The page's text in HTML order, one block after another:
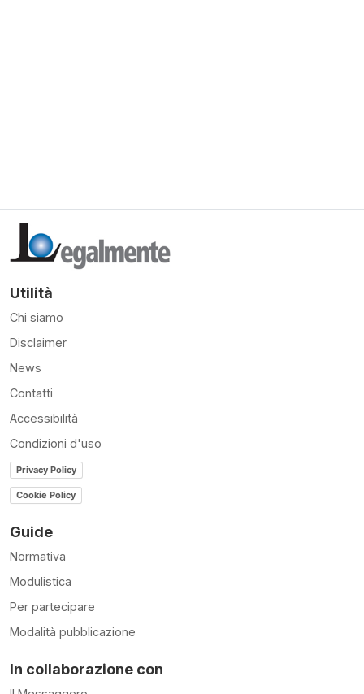
Utilità
Chi siamo
Disclaimer
News
Contatti
Accessibilità
Condizioni d'uso
Privacy Policy
Cookie Policy
Guide
Normativa
Modulistica
Per partecipare
Modalità pubblicazione
In collaborazione con